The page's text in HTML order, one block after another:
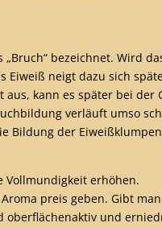
bezeichnet. Wird
Eiweiß neigt dazu sich
kann es später bei der
verläuft umso
Bildung der
Vollmundigkeit erhöhen.
preis geben. Gibt
oberflächenaktiv und